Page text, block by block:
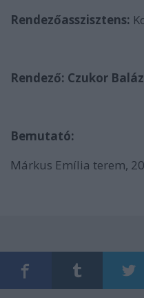
Rendezőasszisztens:
Rendező: Czukor
Bemutató:
Márkus Emília terem,